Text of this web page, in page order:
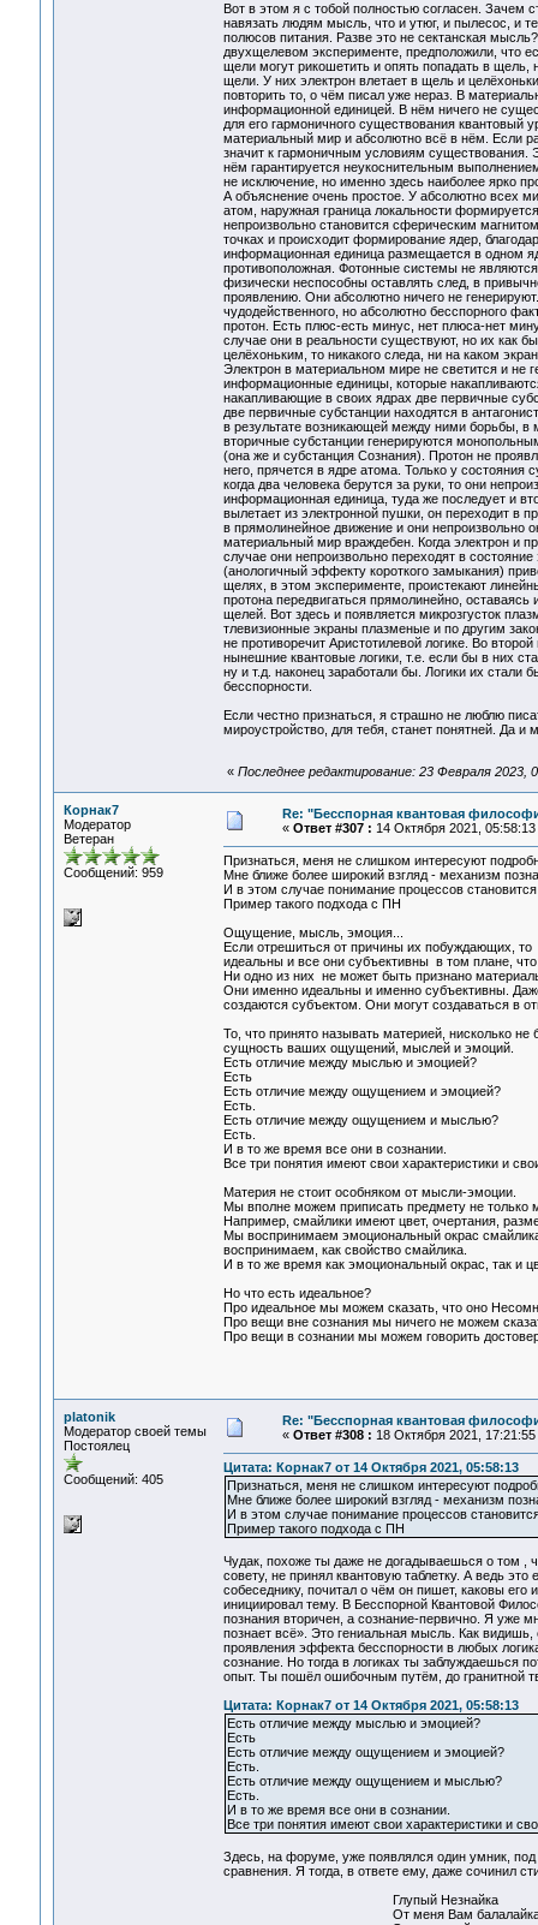
Вот в этом я с тобой полностью согласен. Зачем
навязать людям мысль, что и утюг, и пылесос, и
полюсов питания. Разве это не сектанская
двухщелевом эксперименте, предположили, что
щели могут рикошетить и опять попадать в щель,
щели. У них электрон влетает в щель и
повторить то, о чём писал уже нераз. В
информационной единицей. В нём ничего не
для его гармоничного существования квантовый
материальный мир и абсолютно всё в нём. Если
значит к гармоничным условиям существования.
нём гарантируется неукоснительным
не исключение, но именно здесь наиболее ярко
А объяснение очень простое. У абсолютно всех
атом, наружная граница локальности
непроизвольно становится сферическим
точках и происходит формирование ядер,
информационная единица размещается в одном
противоположная. Фотонные системы не
физически неспособны оставлять след, в
проявлению. Они абсолютно ничего не
чудодейственного, но абсолютно бесспорного
протон. Есть плюс-есть минус, нет плюса-нет
случае они в реальности существуют, но их как
целёхоньким, то никакого следа, ни на каком
Электрон в материальном мире не светится и не
информационные единицы, которые
накапливающие в своих ядрах две первичные
две первичные субстанции находятся в
в результате возникающей между ними борьбы, в
вторичные субстанции генерируются
(она же и субстанция Сознания). Протон не
него, прячется в ядре атома. Только у
когда два человека берутся за руки, то они
информационная единица, туда же последует и
вылетает из электронной пушки, он переходит в
в прямолинейное движение и они непроизвольно
материальный мир враждебен. Когда электрон и
случае они непроизвольно переходят в
(анологичный эффекту короткого замыкания)
щелях, в этом эксперименте, проистекают
протона передвигаться прямолинейно,
щелей. Вот здесь и появляется микрозгусток
тлевизионные экраны плазменые и по другим
не противоречит Аристотилевой логике. Во
нынешние квантовые логики, т.е. если бы в них
ну и т.д. наконец заработали бы. Логики их
бесспорности.
Если честно признаться, я страшно не люблю
мироустройство, для тебя, станет понятней. Да
« Последнее редактирование: 23 Февраля 2023,
Корнак7
Модератор
Ветеран
Сообщений: 959
Re: "Бесспорная квантовая
« Ответ #307 : 14 Октября 2021, 05:58:13
Признаться, меня не слишком интересуют
Мне ближе более широкий взгляд - механизм
И в этом случае понимание процессов
Пример такого подхода с ПН
Ощущение, мысль, эмоция...
Если отрешиться от причины их побуждающих,
идеальны и все они субъективны в том плане, что
Ни одно из них не может быть признано
Они именно идеальны и именно субъективны.
создаются субъектом. Они могут создаваться в
То, что принято называть материей, нисколько
сущность ваших ощущений, мыслей и эмоций.
Есть отличие между мыслью и эмоцией?
Есть
Есть отличие между ощущением и эмоцией?
Есть.
Есть отличие между ощущением и мыслью?
Есть.
И в то же время все они в сознании.
Все три понятия имеют свои характеристики и
Материя не стоит особняком от мысли-эмоции.
Мы вполне можем приписать предмету не только
Например, смайлики имеют цвет, очертания,
Мы воспринимаем эмоциональный окрас
воспринимаем, как свойство смайлика.
И в то же время как эмоциональный окрас, так и
Но что есть идеальное?
Про идеальное мы можем сказать, что оно
Про вещи вне сознания мы ничего не можем
Про вещи в сознании мы можем говорить
platonik
Модератор своей темы
Постоялец
Сообщений: 405
Re: "Бесспорная квантовая
« Ответ #308 : 18 Октября 2021, 17:21:55
Цитата: Корнак7 от 14 Октября 2021, 05:58:13
Признаться, меня не слишком интересуют
Мне ближе более широкий взгляд - механизм
И в этом случае понимание процессов
Пример такого подхода с ПН
Чудак, похоже ты даже не догадываешься о том ,
совету, не принял квантовую таблетку. А ведь
собеседнику, почитал о чём он пишет, каковы
инициировал тему. В Бесспорной Квантовой
познания вторичен, а сознание-первично. Я уже
познает всё». Это гениальная мысль. Как
проявления эффекта бесспорности в любых
сознание. Но тогда в логиках ты заблуждаешься
опыт. Ты пошёл ошибочным путём, до гранитной
Цитата: Корнак7 от 14 Октября 2021, 05:58:13
Есть отличие между мыслью и эмоцией?
Есть
Есть отличие между ощущением и эмоцией?
Есть.
Есть отличие между ощущением и мыслью?
Есть.
И в то же время все они в сознании.
Все три понятия имеют свои характеристики и
Здесь, на форуме, уже появлялся один умник,
сравнения. Я тогда, в ответе ему, даже сочинил
Глупый Незнайка
От меня Вам